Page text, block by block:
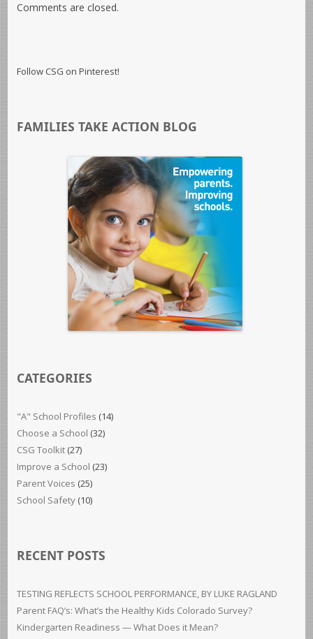
Comments are closed.
Follow CSG on Pinterest!
FAMILIES TAKE ACTION BLOG
CATEGORIES
"A" School Profiles (14)
Choose a School (32)
CSG Toolkit (27)
Improve a School (23)
Parent Voices (25)
School Safety (10)
RECENT POSTS
TESTING REFLECTS SCHOOL PERFORMANCE, BY LUKE RAGLAND
Parent FAQ’s: What’s the Healthy Kids Colorado Survey?
Kindergarten Readiness — What Does it Mean?